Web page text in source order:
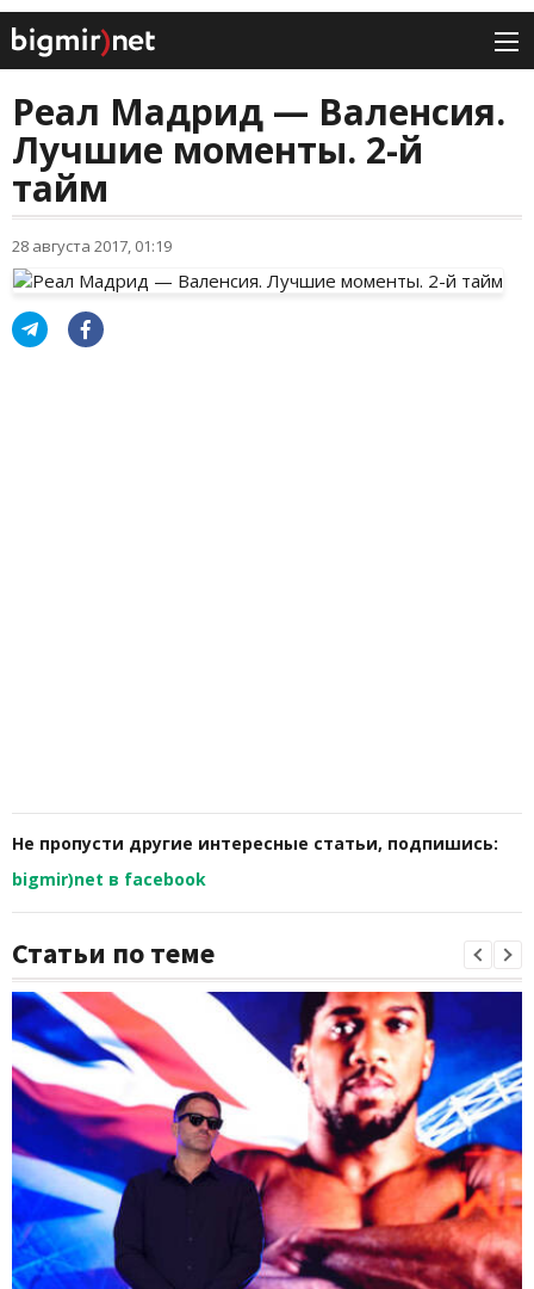
Реал Мадрид — Валенсия.
Лучшие моменты. 2-й
тайм
28 августа 2017, 01:19
Не пропусти другие интересные статьи, подпишись:
bigmir)net в facebook
Статьи по теме